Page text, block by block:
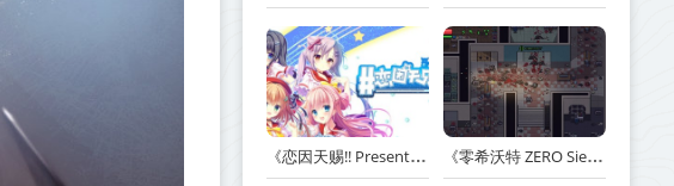
《恋因天赐!! Present From Angel Template!! An Angel's Gift》Build.23930554-免安装中文版丨中文版网盘下载 《零希沃特 ZERO Sievert》v1.2.59-免安装中文版丨中文版网盘下载